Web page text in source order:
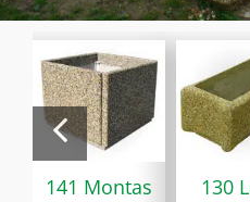
141 Montas 130